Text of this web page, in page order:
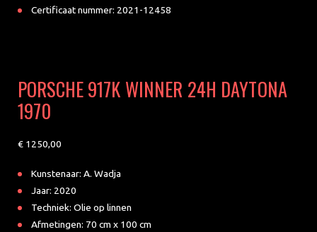
Certificaat nummer: 2021-12458
PORSCHE 917K WINNER 24H DAYTONA
1970
1250
Kunstenaar: A. Wadja
Jaar: 2020
Techniek: Olie op linnen
Afmetingen: 70 cm x 100 cm